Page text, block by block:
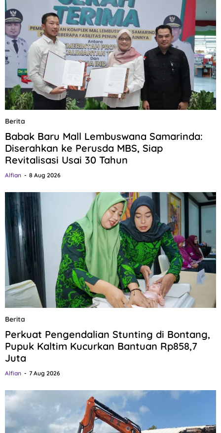
Berita
Babak Baru Mall Lembuswana Samarinda:
Diserahkan ke Perusda MBS, Siap
Revitalisasi Usai 30 Tahun
Alfian 8 Aug 2026
Berita
Perkuat Pengendalian Stunting di Bontang,
Pupuk Kaltim Kucurkan Bantuan Rp858,7
Juta
Alfian 7 Aug 2026